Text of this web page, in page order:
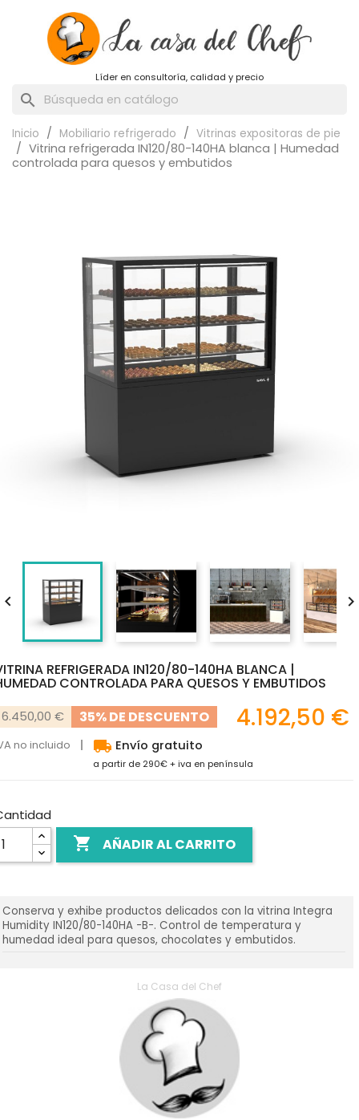
Líder en consultoría, calidad y precio
search
Inicio Mobiliario refrigerado Vitrinas expositoras de pie
Vitrina refrigerada IN120/80-140HA blanca | Humedad
controlada para quesos y embutidos
REFRIGERADA IN120/80-140HA BLANCA |
CONTROLADA PARA QUESOS Y EMBUTIDOS
6.450,00 € 35% DE DESCUENTO 4.192,50 €
no incluido local_shipping Envío gratuito
a partir de 290€ + iva en península
 AÑADIR AL CARRITO
Conserva y exhibe productos delicados con la vitrina Integra
Humidity IN120/80-140HA -B-. Control de temperatura y
humedad ideal para quesos, chocolates y embutidos.
La Casa del Chef